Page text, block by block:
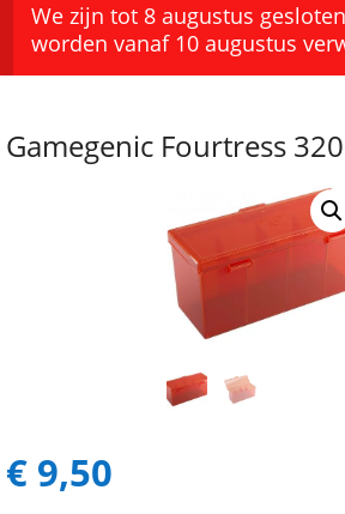
We zijn tot 8 augustus
worden vanaf 10 augustus
Gamegenic Fourtress
€ 9,50